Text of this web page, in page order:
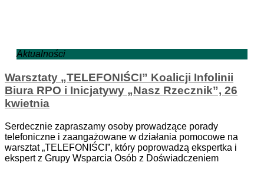
Aktualności
Warsztaty „TELEFONIŚCI” Koalicji Infolinii
Biura RPO i Inicjatywy „Nasz Rzecznik”, 26
kwietnia
Serdecznie zapraszamy osoby prowadzące porady
telefoniczne i zaangażowane w działania pomocowe na
warsztat „TELEFONIŚCI”, który poprowadzą ekspertka i
ekspert z Grupy Wsparcia Osób z Doświadczeniem